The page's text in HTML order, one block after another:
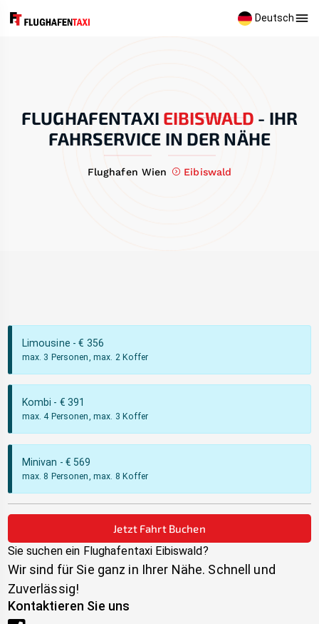
Deutsch
FLUGHAFENTAXI EIBISWALD - IHR
FAHRSERVICE IN DER NÄHE
Flughafen Wien Eibiswald
Limousine - € 356
max. 3 Personen, max. 2 Koffer
Kombi - € 391
max. 4 Personen, max. 3 Koffer
Minivan - € 569
max. 8 Personen, max. 8 Koffer
Jetzt Fahrt Buchen
Sie suchen ein Flughafentaxi Eibiswald?
Wir sind für Sie ganz in Ihrer Nähe. Schnell und
Zuverlässig!
Kontaktieren Sie uns